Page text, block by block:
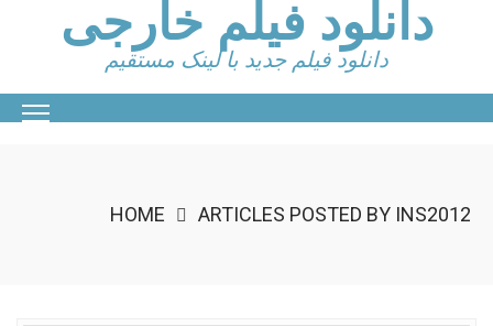
دانلود فیلم خارجی
دانلود فیلم جدید با لینک مستقیم
HOME ARTICLES POSTED BY INS2012